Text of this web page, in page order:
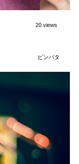
20 views
ピンバタ